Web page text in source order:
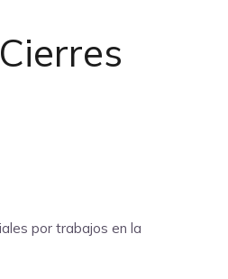
Cierres